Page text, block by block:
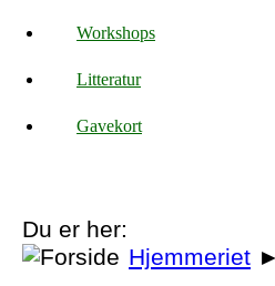
Workshops
Litteratur
Gavekort
Du er her:
Hjemmeriet ►